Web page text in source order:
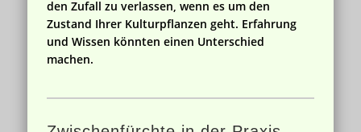
den Zufall zu verlassen, wenn es um den
Zustand Ihrer Kulturpflanzen geht. Erfahrung
und Wissen könnten einen Unterschied
machen.